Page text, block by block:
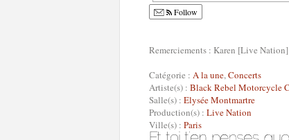
Follow
Remerciements : Karen [Live Nation]
Catégorie : A la une,Concerts
Artiste(s) : Black Rebel Motorcycle
Salle(s) : Elysée Montmartre
Production(s) : Live Nation
Ville(s) : Paris